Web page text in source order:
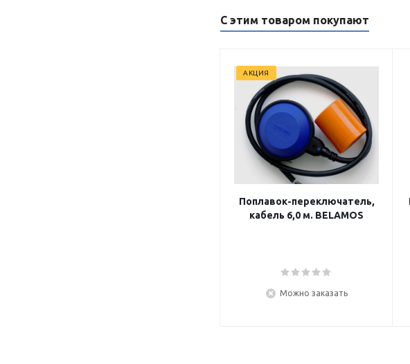
С этим товаром покупают
АКЦИЯ
Поплавок-переключатель,
кабель 6,0 м. BELAMOS
Можно заказать